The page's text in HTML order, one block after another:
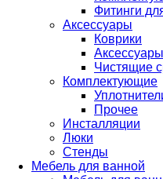
Фитинги
Аксессуары
Коврики
Чистящие
Комплектующие
Прочее
Инсталляции
Люки
Стенды
Мебель для ванной